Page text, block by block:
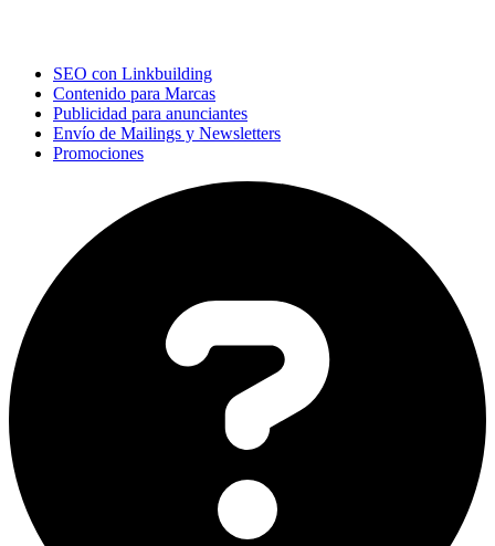
SEO con Linkbuilding
Contenido para Marcas
Publicidad para anunciantes
Envío de Mailings y Newsletters
Promociones